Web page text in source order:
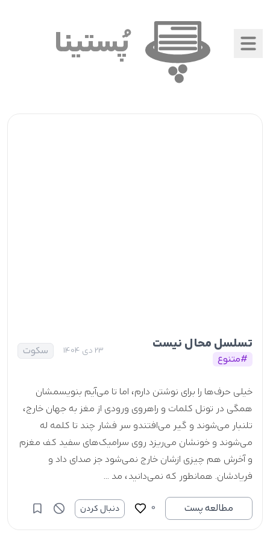
پُستینا
تسلسل محال نیست
#متنوع
23 دی 1404 سکوت
خیلی حرف‌ها را برای نوشتن دارم، اما تا می‌آیم بنویسمشان
همگی در تونل کلمات و راهروی ورودی از مغز به جهان خارج،
تلنبار می‌شوند و گیر می‌افتندو سر فشار چند تا کلمه له
می‌شوند و خونشان می‌ریزد روی سرامیک‌های سفید کف مغزم
و آخرش هم چیزی ازشان خارج نمی‌شود جز صدای داد و
فریادشان. همانطور که نمی‌دانید، مد ...
مطالعه پست
0 دنبال کردن